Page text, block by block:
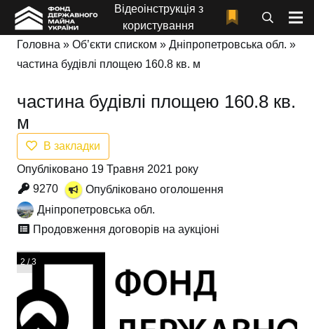
Відеоінструкція з
користування
Головна » Об’єкти списком » Дніпропетровська обл. »
частина будівлі площею 160.8 кв. м
частина будівлі площею 160.8 кв.
м
В закладки
Опубліковано 19 Травня 2021 року
9270
Опубліковано оголошення
Дніпропетровська обл.
Продовження договорів на аукціоні
3 / 3